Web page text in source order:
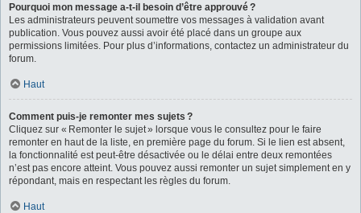
Pourquoi mon message a-t-il besoin d’être approuvé ?
Les administrateurs peuvent soumettre vos messages à validation avant
publication. Vous pouvez aussi avoir été placé dans un groupe aux
permissions limitées. Pour plus d’informations, contactez un administrateur du
forum.
Haut
Comment puis-je remonter mes sujets ?
Cliquez sur « Remonter le sujet » lorsque vous le consultez pour le faire
remonter en haut de la liste, en première page du forum. Si le lien est absent,
la fonctionnalité est peut-être désactivée ou le délai entre deux remontées
n’est pas encore atteint. Vous pouvez aussi remonter un sujet simplement en y
répondant, mais en respectant les règles du forum.
Haut